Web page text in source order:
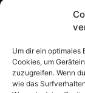
Um dir ein optimales
Cookies, um
zuzugreifen. Wenn
wie das